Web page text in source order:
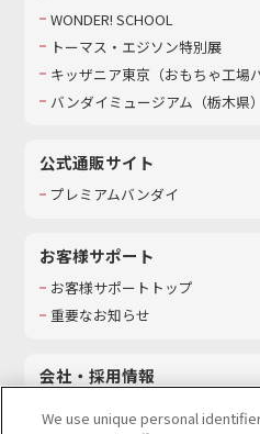
WONDER! SCHOOL
トーマス・エジソン特別展
キッザニア東京（おもちゃ工場
バンダイミュージアム（栃木県）
公式通販サイト
プレミアムバンダイ
お客様サポート
お客様サポートトップ
重要なお知らせ
会社・採用情報
We use unique personal